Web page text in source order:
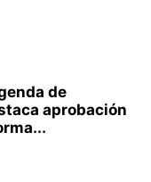
de
aprobación